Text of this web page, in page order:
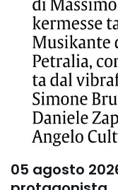
05 agosto